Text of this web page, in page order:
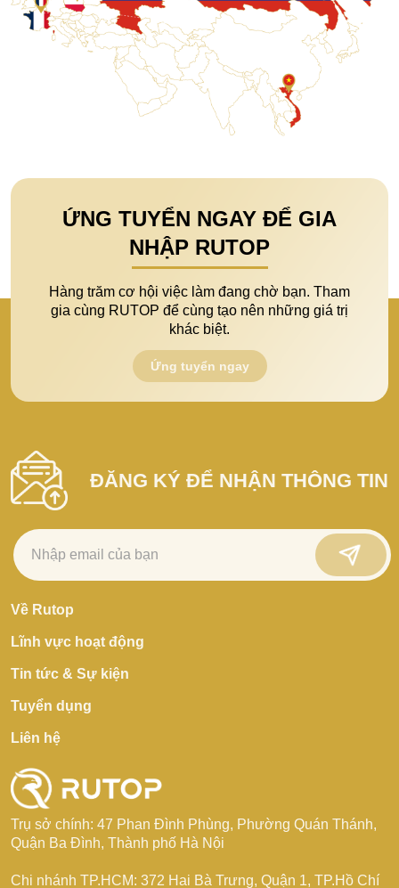
ỨNG TUYỂN NGAY ĐỂ GIA
NHẬP RUTOP
Hàng trăm cơ hội việc làm đang chờ bạn. Tham
gia cùng RUTOP để cùng tạo nên những giá trị
khác biệt.
Ứng tuyển ngay
ĐĂNG KÝ ĐỂ NHẬN THÔNG TIN
Về Rutop
Lĩnh vực hoạt động
Tin tức & Sự kiện
Tuyển dụng
Liên hệ
Trụ sở chính: 47 Phan Đình Phùng, Phường Quán Thánh,
Quận Ba Đình, Thành phố Hà Nội
Chi nhánh TP.HCM: 372 Hai Bà Trưng, Quận 1, TP.Hồ Chí